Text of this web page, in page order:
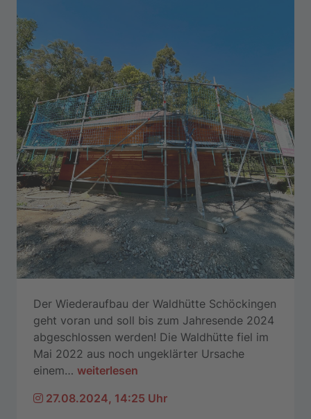
Der Wiederaufbau der Waldhütte Schöckingen
geht voran und soll bis zum Jahresende 2024
abgeschlossen werden! Die Waldhütte fiel im
Mai 2022 aus noch ungeklärter Ursache
einem… weiterlesen
27.08.2024, 14:25 Uhr